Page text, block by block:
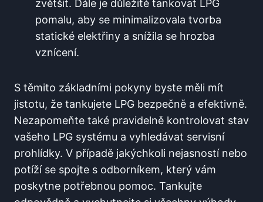
zvětšit.⁣ Dále je důležité tankovat LPG⁢
pomalu, aby​ se minimalizovala tvorba
statické⁢ elektřiny a snížila se hrozba
vznícení.
S těmito základními pokyny ⁤byste měli mít
jistotu, že tankujete LPG bezpečně a efektivně.
Nezapomeňte také pravidelně kontrolovat stav
‌vašeho LPG systému a vyhledávat servisní
prohlídky. V případě jakýchkoli nejasností nebo
potíží se spojte s odborníkem, který vám‌
poskytne potřebnou pomoc. ⁤Tankujte